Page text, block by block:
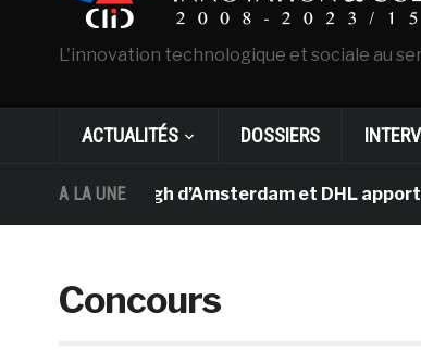
L'innovation technologique et sociale au
ACTUALITÉS DOSSIERS
A LA UNE
Van Gogh d’Amsterdam et DHL apportent
Concours